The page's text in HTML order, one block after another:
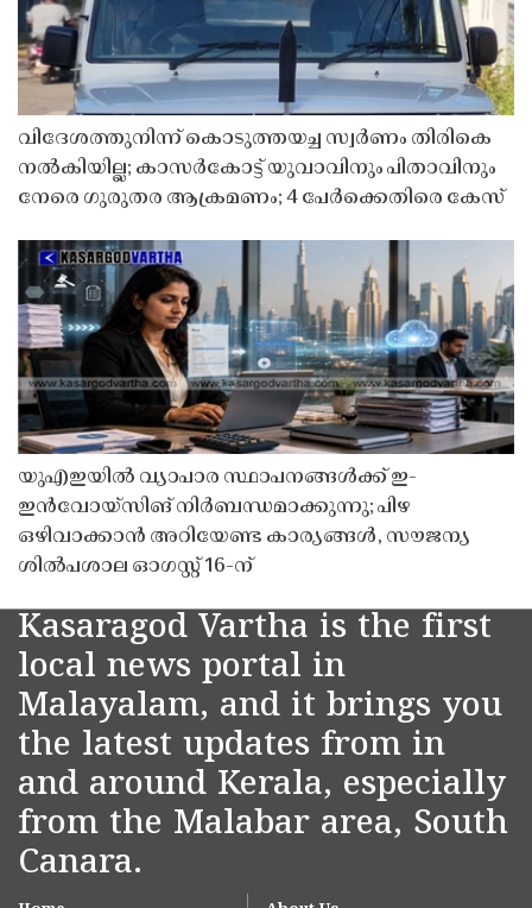
വിദേശത്തുനിന്ന് കൊടുത്തയച്ച സ്വർണം തിരികെ
നൽകിയില്ല; കാസർകോട്ട് യുവാവിനും പിതാവിനും
നേരെ ഗുരുതര ആക്രമണം; 4 പേർക്കെതിരെ കേസ്
യുഎഇയിൽ വ്യാപാര സ്ഥാപനങ്ങൾക്ക് ഇ-
ഇൻവോയ്സിങ് നിർബന്ധമാക്കുന്നു; പിഴ
ഒഴിവാക്കാൻ അറിയേണ്ട കാര്യങ്ങൾ, സൗജന്യ
ശിൽപശാല ഓഗസ്റ്റ് 16-ന്
Kasaragod Vartha is the first
local news portal in
Malayalam, and it brings you
the latest updates from in
and around Kerala, especially
from the Malabar area, South
Canara.